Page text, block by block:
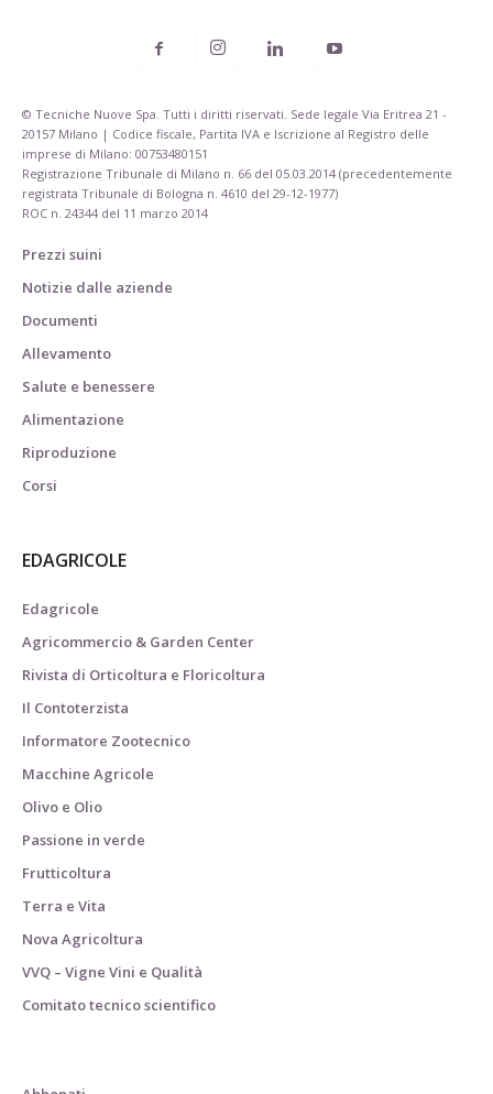
© Tecniche Nuove Spa. Tutti i diritti riservati. Sede legale Via Eritrea 21 -
20157 Milano | Codice fiscale, Partita IVA e Iscrizione al Registro delle
imprese di Milano: 00753480151
Registrazione Tribunale di Milano n. 66 del 05.03.2014 (precedentemente
registrata Tribunale di Bologna n. 4610 del 29-12-1977)
ROC n. 24344 del 11 marzo 2014
Prezzi suini
Notizie dalle aziende
Documenti
Allevamento
Salute e benessere
Alimentazione
Riproduzione
Corsi
EDAGRICOLE
Edagricole
Agricommercio & Garden Center
Rivista di Orticoltura e Floricoltura
Il Contoterzista
Informatore Zootecnico
Macchine Agricole
Olivo e Olio
Passione in verde
Frutticoltura
Terra e Vita
Nova Agricoltura
VVQ – Vigne Vini e Qualità
Comitato tecnico scientifico